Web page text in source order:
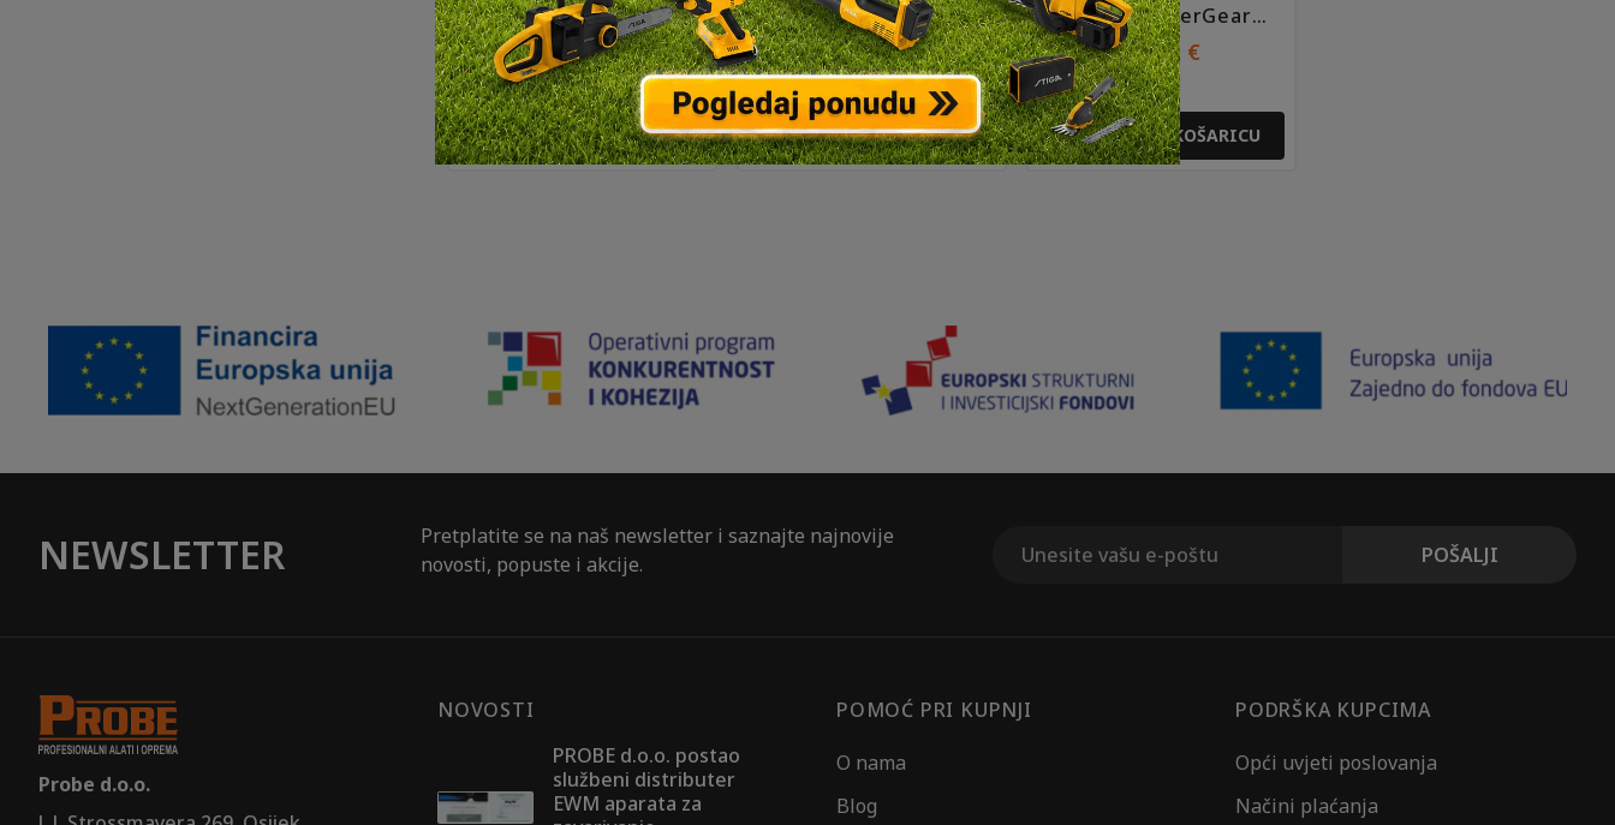
PowerGear L74
32,90€
DODAJ U KOŠARICU
570mm PowerGearX
LX92
56,90€
DOBAVLJIVO NA UPIT
800mm PowerGearX
LX99
91,90 €
DODAJ U KOŠARICU
NEWSLETTER
Pretplatite se na naš newsletter i saznajte najnovije
novosti, popuste i akcije.
Probe d.o.o.
NOVOSTI
PROBE d.o.o. postao
službeni distributer
EWM aparata za
POMOĆ PRI KUPNJI
O nama
Blog
PODRŠKA KUPCIMA
Opći uvjeti poslovanja
Načini plaćanja